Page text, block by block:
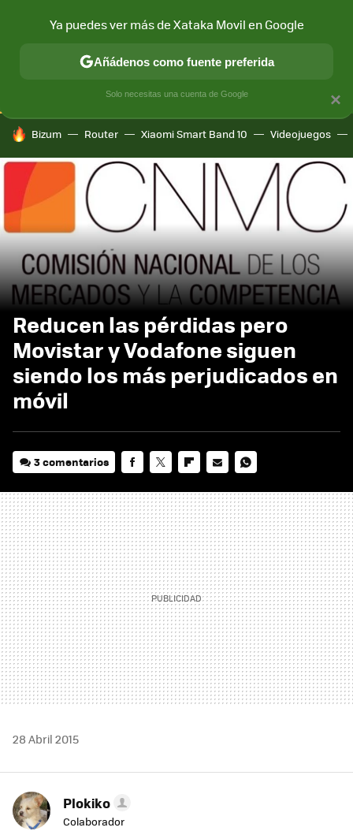
CONECTIVIDAD MÓVIL Y SOCIEDAD APLICACIONES
HOY SE HABLA DE
Bizum Router Xiaomi Smart Band 10 Videojuegos
Reducen las pérdidas pero
Movistar y Vodafone siguen
siendo los más perjudicados en
móvil
3 comentarios
MAIL
28 Abril 2015
Plokiko
Colaborador
×
Ya puedes ver más de Xataka Movil en Google
Añádenos como fuente preferida
Solo necesitas una cuenta de Google